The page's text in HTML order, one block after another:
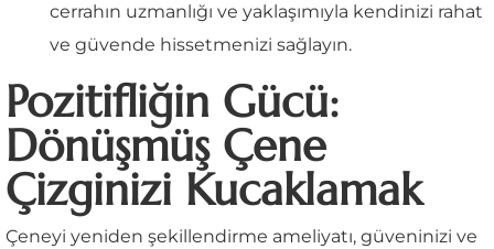
cerrahın uzmanlığı ve yaklaşımıyla kendinizi rahat
ve güvende hissetmenizi sağlayın.
Pozitifliğin Gücü:
Dönüşmüş Çene
Çizginizi Kucaklamak
Çeneyi yeniden şekillendirme ameliyatı, güveninizi ve